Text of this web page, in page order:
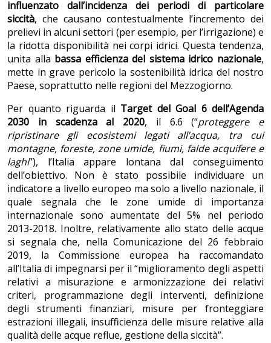
influenzato dall’incidenza dei periodi di particolare
siccità, che causano contestualmente l’incremento dei
prelievi in alcuni settori (per esempio, per l’irrigazione) e
la ridotta disponibilità nei corpi idrici. Questa tendenza,
unita alla bassa efficienza del sistema idrico nazionale,
mette in grave pericolo la sostenibilità idrica del nostro
Paese, soprattutto nelle regioni del Mezzogiorno.
Per quanto riguarda il Target del Goal 6 dell’Agenda
2030 in scadenza al 2020, il 6.6 (“proteggere e
ripristinare gli ecosistemi legati all’acqua, tra cui
montagne, foreste, zone umide, fiumi, falde acquifere e
laghi”), l’Italia appare lontana dal conseguimento
dell’obiettivo. Non è stato possibile individuare un
indicatore a livello europeo ma solo a livello nazionale, il
quale segnala che le zone umide di importanza
internazionale sono aumentate del 5% nel periodo
2013-2018. Inoltre, relativamente allo stato delle acque
si segnala che, nella Comunicazione del 26 febbraio
2019, la Commissione europea ha raccomandato
all’Italia di impegnarsi per il “miglioramento degli aspetti
relativi a misurazione e armonizzazione dei relativi
criteri, programmazione degli interventi, definizione
degli strumenti finanziari, misure per fronteggiare
estrazioni illegali, insufficienza delle misure relative alla
qualità delle acque reflue, gestione della siccità”.